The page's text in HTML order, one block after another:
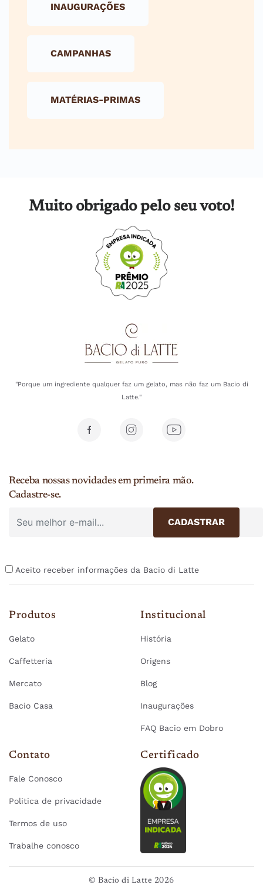
INAUGURAÇÕES
CAMPANHAS
MATÉRIAS-PRIMAS
Muito obrigado pelo seu voto!
"Porque um ingrediente qualquer faz um gelato, mas não faz um Bacio di
Latte."
Receba nossas novidades em primeira mão.
Cadastre-se.
Aceito receber informações da Bacio di Latte
Produtos
Gelato
Caffetteria
Mercato
Bacio Casa
Institucional
História
Origens
Blog
Inaugurações
FAQ Bacio em Dobro
Contato
Fale Conosco
Politica de privacidade
Termos de uso
Trabalhe conosco
Certificado
© Bacio di Latte 2026